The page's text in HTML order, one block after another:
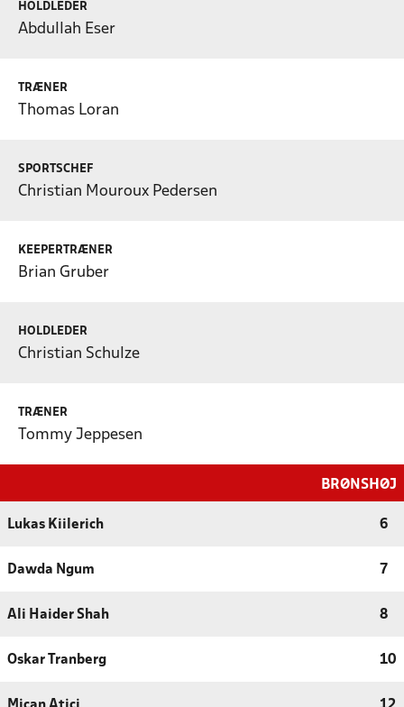
HOLDLEDER
Abdullah Eser
TRÆNER
Thomas Loran
SPORTSCHEF
Christian Mouroux Pedersen
KEEPERTRÆNER
Brian Gruber
HOLDLEDER
Christian Schulze
TRÆNER
Tommy Jeppesen
BRØNSHØJ
Lukas Kiilerich 6
Dawda Ngum 7
Ali Haider Shah 8
Oskar Tranberg 10